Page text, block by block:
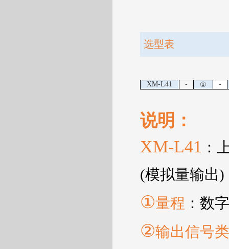
选型表
XM-L41 - ① -
说明：
XM-L41 ：
(模拟量输出)
①量程 ：数
②输出信号